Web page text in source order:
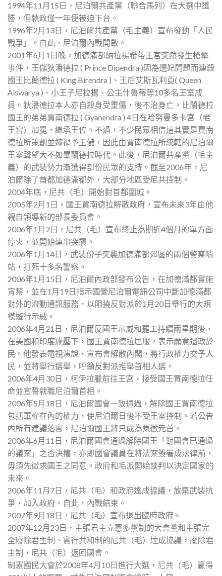
1994年11月15日，尼泊爾共產黨（聯合馬列）在大選中獲
勝，但執政僅一年便被迫下台。
1996年2月13日，尼泊爾共產黨（毛主義）宣布發動「人民
戰爭」。自此，尼泊爾內戰開啟。
2001年6月1日晚，加德滿都納拉揚希蒂王宮突然發生槍擊
事件，王儲狄潘德拉 ( Prince Dipendra )因為選妃問題而連殺
國王比蘭德拉 ( King Birendra )、王后艾斯瓦利亞( Queen
Aiswarya )、小王子尼拉揚、公主什魯蒂等10多名王室成
員。狄潘德拉本人亦自殺身受重傷，後不治身亡。比蘭德拉
國王的弟弟賈南德拉 ( Gyanendra ) 4日在哈努曼多卡宮（老
王宮）加冕，繼承王位。不過，不少民眾相信這其實是賈南
德拉所策劃並嫁禍予王儲，因此由賈南德拉所統轄的尼泊爾
王室聲望大不如畢蘭德拉時代。此後，尼泊爾共產黨（毛主
義）的武裝勢力漸獲得部份民眾的支持。截至2006年，尼
泊爾除了首都加德滿都外，大部分地區受尼共控制。
2004年底，尼共（毛）開始對首都圍城。
2005年2月1日，國王賈南德拉解散政府，宣布未來3年由他
親自領導新的部長委員會。
2006年1月2日，尼共（毛）宣布終止為期近4個月的單方面
停火，並開始連串突襲。
2006年1月14日，武裝份子突襲加德滿都郊區的兩個警察哨
站，打死十多名警察。
2006年1月15日，尼泊爾內政部發布公告，在加德滿都實施
宵禁，並在1月19日指示國營尼泊爾電訊公司中斷加德滿都
對外的流動通訊服務，以阻撓反對派於1月20日舉行的大規
模遊行示威。
2006年4月21日，尼泊爾反國王示威和罷工持續兩星期後，
在美國和印度施壓下，國王賈南德拉屈服，表示願意還政於
民。他發表電視演說，宣布會解散內閣，將行政權力交予人
民，並將舉行選舉，呼籲反對派推舉首相人選。
2006年4月30日，柯伊拉臘前往王宮，接受國王賈南德拉任
命並宣誓就職尼泊爾首相。
2006年5月18日，尼泊爾國會一致通過，解除國王賈南德拉
包括軍權在內的權力，使尼泊爾日後不受王室控制。若公告
內所有建議落實，尼泊爾國王將只成為象徵元首。
2006年6月11日，尼泊爾國會通過解除國王「對國會已通過
的議案」之否決權，亦即國會議員在將法案簽署成法律前，
毋須先徵求國王之同意。政府和毛派開始談判以決定國家的
未來。
2006年11月7日，尼共（毛）和政府達成協議，放棄武裝抗
爭，加入政府。自此，內戰結束。
2007年9月18日，尼共（毛）宣布退出臨時政府。
2007年12月23日，主張君主立憲多黨制的大會黨和主張完
全廢除君主制、實行共和制的尼共（毛）達成協議，廢除君
主制，尼共（毛）返回國會。
制憲國民大會於2008年4月10日進行大選，尼共（毛）贏得